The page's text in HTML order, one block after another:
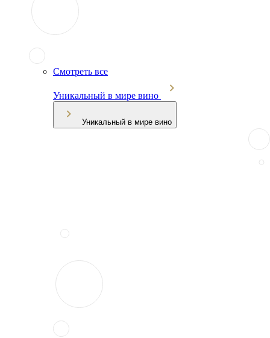
Смотреть все
Уникальный в мире вино
Уникальный в мире вино